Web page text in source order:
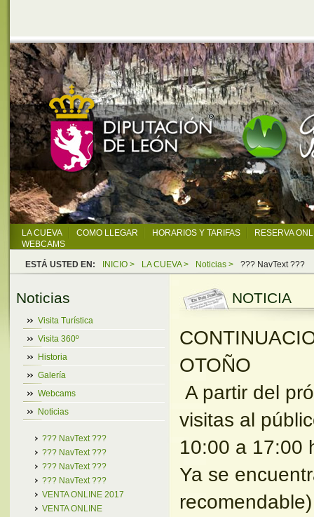
LA CUEVA COMO LLEGAR HORARIOS Y TARIFAS
RESERVA
WEBCAMS
ESTÁ USTED EN: INICIO > LA CUEVA > Noticias > ??? NavText ???
Noticias
Visita Turística
Visita 360º
Historia
Galería
Webcams
Noticias
??? NavText ???
??? NavText ???
??? NavText ???
??? NavText ???
VENTA ONLINE 2017
VENTA ONLINE
NOTICIA
OTOÑO
A partir del
visitas al
10:00 a 17:00
Ya se